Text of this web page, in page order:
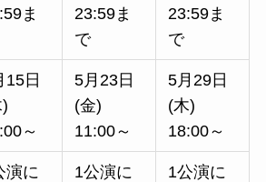
ま
23:59ま
で
23:59ま
で
15日
～
5月23日
(金)
11:00～
5月29日
(木)
18:00～
演に
1公演に
1公演に